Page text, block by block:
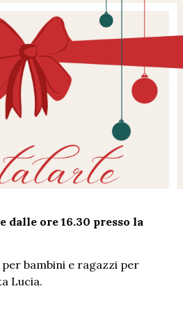
dalle ore 16.30 presso la
bambini e ragazzi per
Lucia.